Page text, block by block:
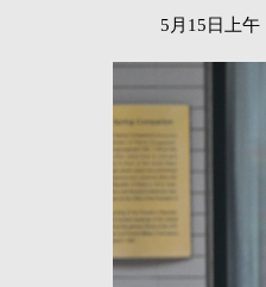
5月15日上